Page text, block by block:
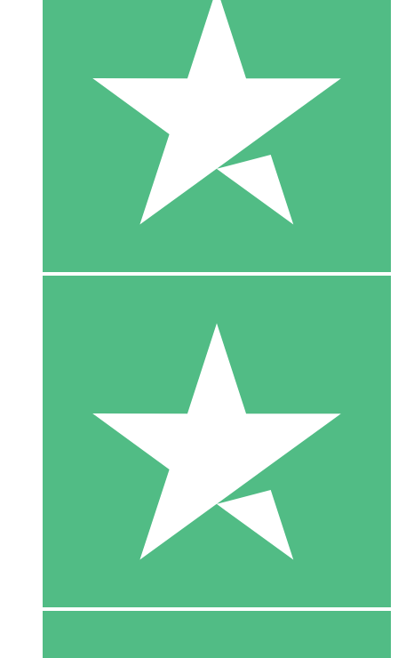
20 00